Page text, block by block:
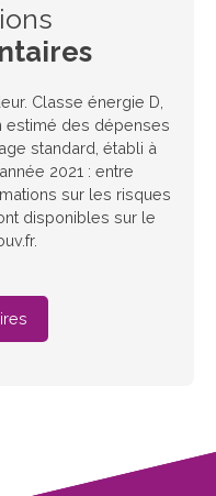
Classe énergie D,
estimé des dépenses
standard, établi à
2021 : entre
sur les risques
disponibles sur le